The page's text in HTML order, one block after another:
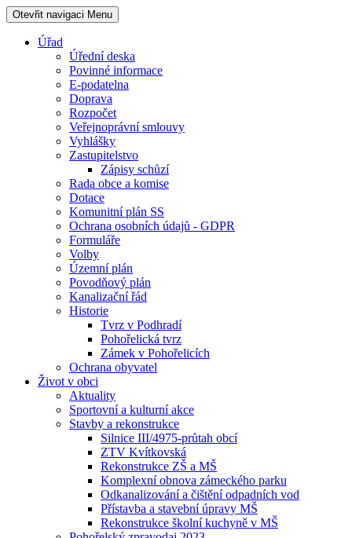
Otevřit navigaci Menu
Úřad
Úřední deska
Povinné informace
E-podatelna
Doprava
Rozpočet
Veřejnoprávní smlouvy
Vyhlášky
Zastupitelstvo
Zápisy schůzí
Rada obce a komise
Dotace
Komunitní plán SS
Ochrana osobních údajů - GDPR
Formuláře
Volby
Územní plán
Povodňový plán
Kanalizační řád
Historie
Tvrz v Podhradí
Pohořelická tvrz
Zámek v Pohořelicích
Ochrana obyvatel
Život v obci
Aktuality
Sportovní a kulturní akce
Stavby a rekonstrukce
Silnice III/4975-průtah obcí
ZTV Kvítkovská
Rekonstrukce ZŠ a MŠ
Komplexní obnova zámeckého parku
Odkanalizování a čištění odpadních vod
Přístavba a stavební úpravy MŠ
Rekonstrukce školní kuchyně v MŠ